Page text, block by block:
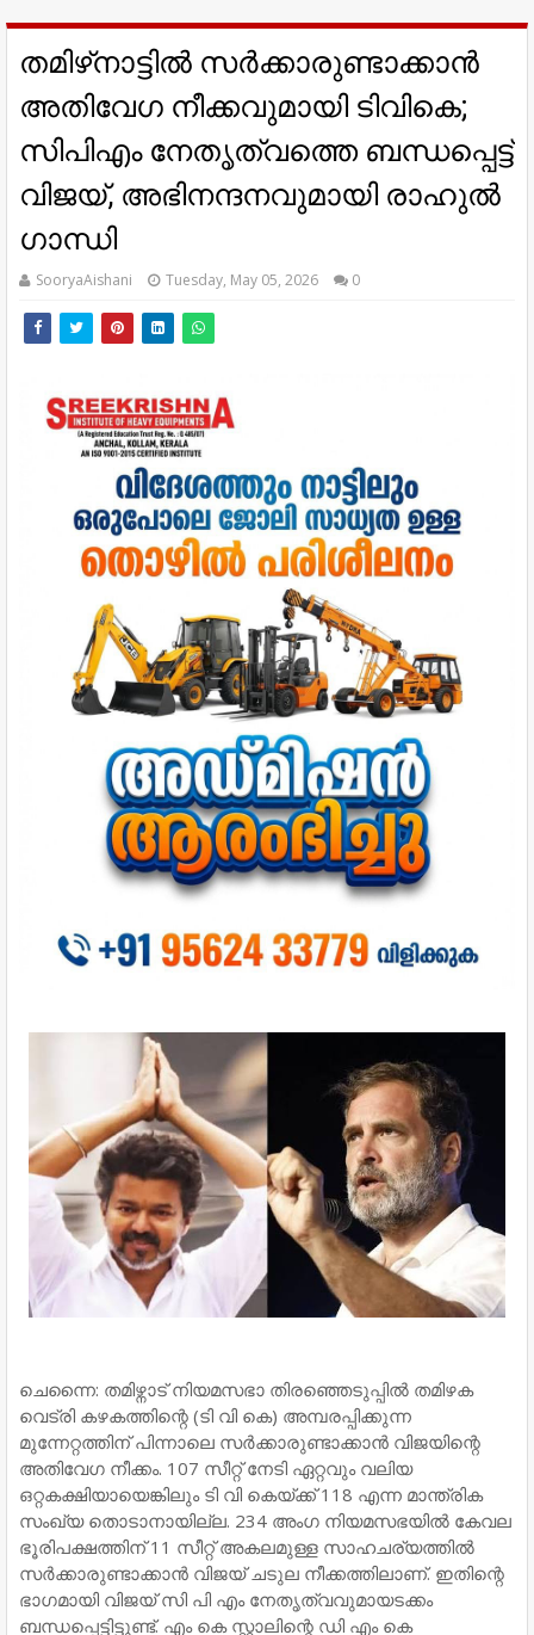
തമിഴ്‌നാട്ടില്‍ സര്‍ക്കാരുണ്ടാക്കാന്‍
അതിവേഗ നീക്കവുമായി ടിവികെ;
സിപിഎം നേതൃത്വത്തെ ബന്ധപ്പെട്ട്
വിജയ്, അഭിനന്ദനവുമായി രാഹുല്‍
ഗാന്ധി
SooryaAishani Tuesday, May 05, 2026 0
ചെന്നൈ: തമിഴ്നാട് നിയമസഭാ തിരഞ്ഞെടുപ്പില്‍ തമിഴക
വെട്രി കഴകത്തിന്റെ (ടി വി കെ) അമ്പരപ്പിക്കുന്ന
മുന്നേറ്റത്തിന് പിന്നാലെ സര്‍ക്കാരുണ്ടാക്കാന്‍ വിജയിന്റെ
അതിവേഗ നീക്കം. 107 സീറ്റ് നേടി ഏറ്റവും വലിയ
ഒറ്റകക്ഷിയായെങ്കിലും ടി വി കെയ്ക്ക് 118 എന്ന മാന്ത്രിക
സംഖ്യ തൊടാനായില്ല. 234 അംഗ നിയമസഭയില്‍ കേവല
ഭൂരിപക്ഷത്തിന് 11 സീറ്റ് അകലമുള്ള സാഹചര്യത്തില്‍
സര്‍ക്കാരുണ്ടാക്കാന്‍ വിജയ് ചടുല നീക്കത്തിലാണ്. ഇതിന്റെ
ഭാഗമായി വിജയ് സി പി എം നേതൃത്വവുമായടക്കം
ബന്ധപ്പെട്ടിട്ടുണ്ട്. എം കെ സ്റ്റാലിന്റെ ഡി എം കെ